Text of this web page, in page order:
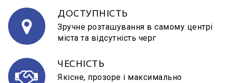
ДОСТУПНІСТЬ
Зручне розташування в самому центрі
міста та відсутність черг
ЧЕСНІСТЬ
Якісне, прозоре і максимально